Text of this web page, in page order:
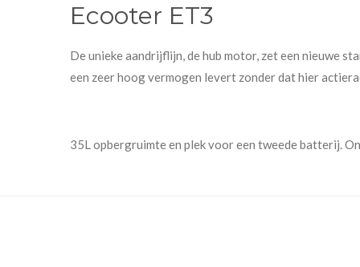
Ecooter ET3
De unieke aandrijflijn, de hub motor, zet een nieuwe
een zeer hoog vermogen levert zonder dat hier
35L opbergruimte en plek voor een tweede batterij.